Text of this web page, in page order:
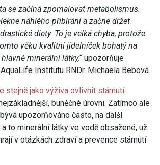
se začíná zpomalovat metabolismus.
náhlého přibírání a začne držet
diety. To je velká chyba, protože
věku kvalitní jídelníček bohatý na
minerální látky,“ upozorňuje
Institutu RNDr. Michaela Bebová.
stejně jako výživa ovlivnit stárnutí
buněčné úrovni. Zatímco ale
upozorňováno často, na další
to minerální látky ve vodě obsažené, už
v otázkách zdraví a prevence stárnutí